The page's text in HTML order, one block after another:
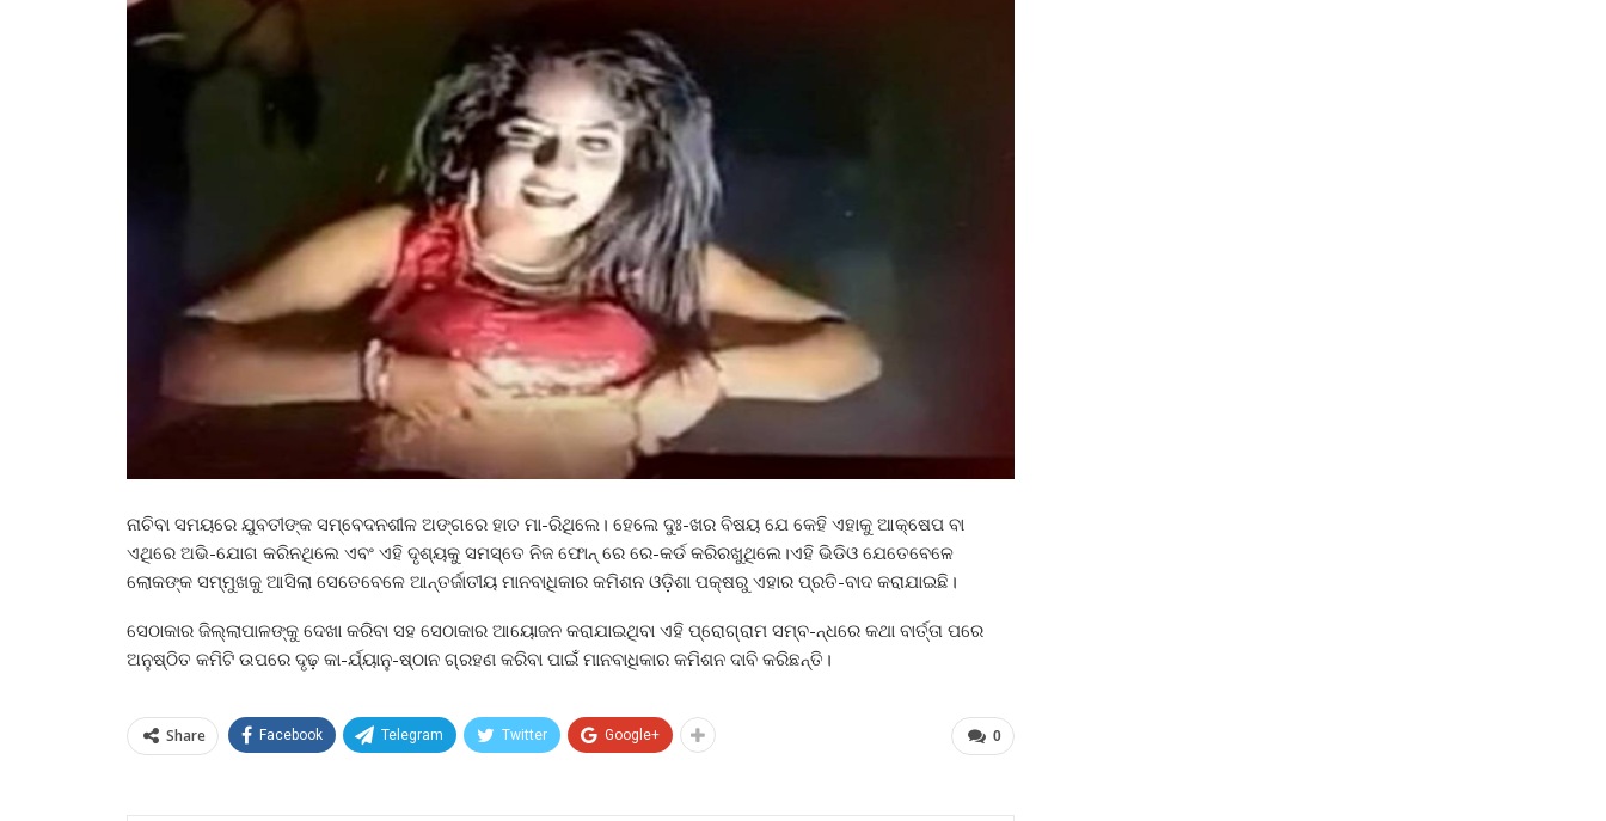
ନାଚିବା ସମୟରେ ଯୁବତୀଙ୍କ ସମ୍ବେଦନଶୀଳ ଅଙ୍ଗରେ ହାତ ମା-ରିଥିଲେ। ହେଲେ ଦୁଃ-ଖର ବିଷୟ ଯେ କେହି ଏହାକୁ ଆକ୍ଷେପ ବା
ଏଥିରେ ଅଭି-ଯୋଗ କରିନଥିଲେ ଏବଂ ଏହି ଦୃଶ୍ୟକୁ ସମସ୍ତେ ନିଜ ଫୋନ୍ ରେ ରେ-କର୍ଡ କରିରଖୁଥିଲେ।ଏହି ଭିଡିଓ ଯେତେବେଳେ
ଲୋକଙ୍କ ସମ୍ମୁଖକୁ ଆସିଲା ସେତେବେଳେ ଆନ୍ତର୍ଜାତୀୟ ମାନବାଧିକାର କମିଶନ ଓଡ଼ିଶା ପକ୍ଷରୁ ଏହାର ପ୍ରତି-ବାଦ କରାଯାଇଛି।
ସେଠାକାର ଜିଲ୍ଲାପାଳଙ୍କୁ ଦେଖା କରିବା ସହ ସେଠାକାର ଆୟୋଜନ କରାଯାଇଥିବା ଏହି ପ୍ରୋଗ୍ରାମ ସମ୍ବ-ନ୍ଧରେ କଥା ବାର୍ତ୍ତା ପରେ
ଅନୁଷ୍ଠିତ କମିଟି ଉପରେ ଦୃଢ଼ କା-ର୍ଯ୍ୟାନୁ-ଷ୍ଠାନ ଗ୍ରହଣ କରିବା ପାଇଁ ମାନବାଧିକାର କମିଶନ ଦାବି କରିଛନ୍ତି।
0
Share Facebook Telegram Twitter Google+